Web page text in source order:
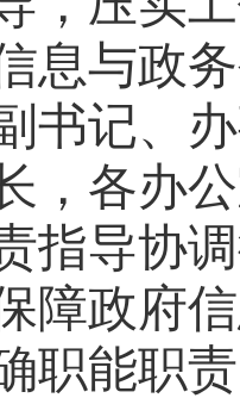
息与政
书记、
， 各办
指导协
障政府
职能职